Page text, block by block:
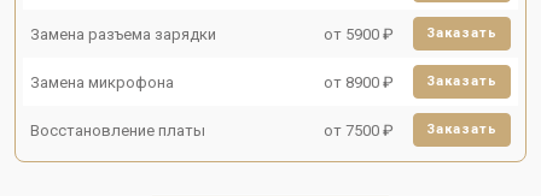
Замена разъема зарядки от 5900 ₽ Заказать
Замена микрофона от 8900 ₽ Заказать
Восстановление платы от 7500 ₽ Заказать